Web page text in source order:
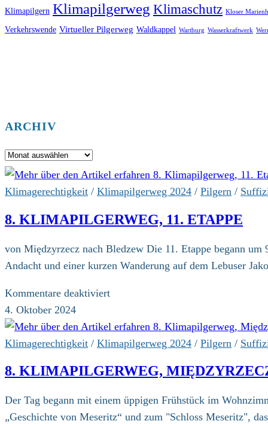
Klimapilgern Klimapilgerweg Klimaschutz Kloser
Verkehrswende Virtueller Pilgerweg Waldkappel Wartburg Wasserkraftwerk
ARCHIV
Archiv
Klimagerechtigkeit / Klimapilgerweg 2024 / Pilgern /
8. KLIMAPILGERWEG, 11. ETAPPE
von Międzyrzecz nach Bledzew Die 11. Etappe begann
Andacht und einer kurzen Wanderung auf dem Lebuser
Kommentare deaktiviertfür
Klimapilgerweg,
11.
4. Oktober 2024
Klimagerechtigkeit / Klimapilgerweg 2024 / Pilgern /
8. KLIMAPILGERWEG,
Der Tag begann mit einem üppigen Frühstück im
„Geschichte von Meseritz“ und zum "Schloss Meseritz",